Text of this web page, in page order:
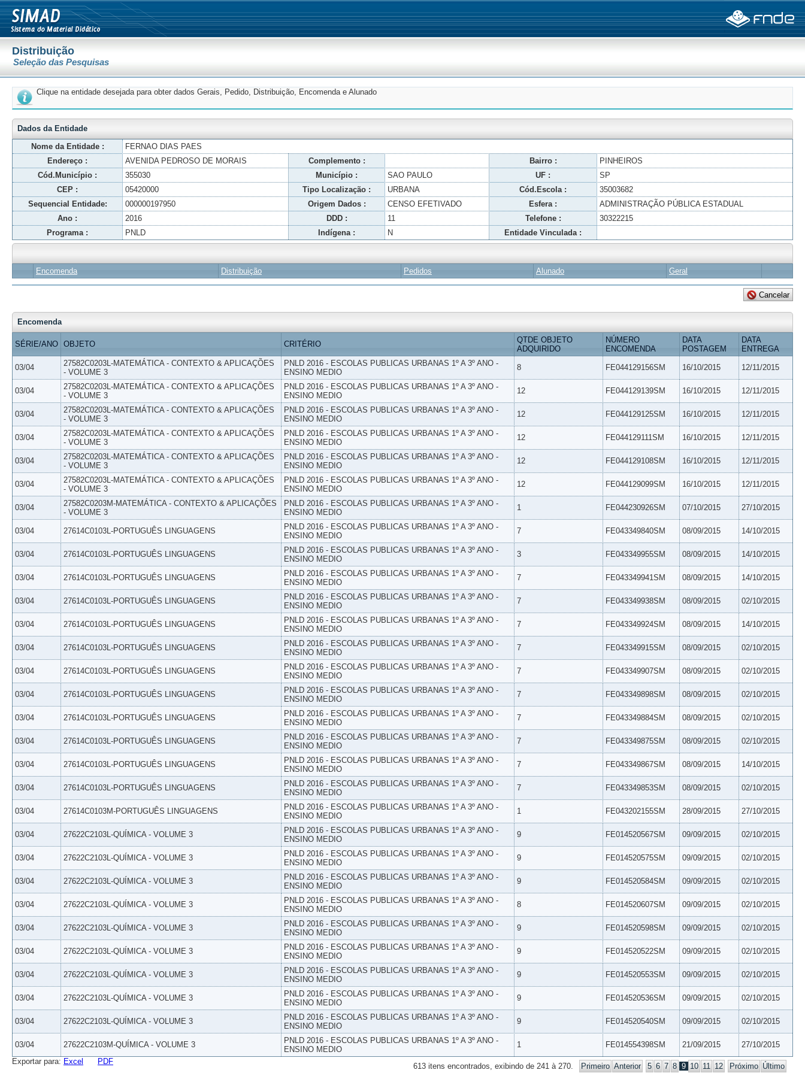
Distribuição
Seleção das Pesquisas
Clique na entidade desejada para obter dados Gerais, Pedido, Distribuição, Encomenda e Alunado
Dados da Entidade
Nome da Entidade :
FERNAO DIAS PAES
Endereço :
AVENIDA PEDROSO DE MORAIS Complemento : Bairro :
PINHEIROS
Cód.Município :
355030 Município : SAO PAULO UF :
SP
CEP :
05420000 Tipo Localização : URBANA Cód.Escola :
35003682
Sequencial Entidade:
000000197950 Origem Dados : CENSO EFETIVADO Esfera :
ADMINISTRAÇÃO PÚBLICA ESTADUAL
Ano :
2016 DDD : 11 Telefone :
30322215
Programa :
PNLD Indígena : N Entidade Vinculada :
Encomenda Distribuição Pedidos Alunado Geral
Encomenda
SÉRIE/ANO OBJETO CRITÉRIO
QTDE OBJETO
ADQUIRIDO
NÚMERO
ENCOMENDA
DATA
POSTAGEM
DATA
ENTREGA
03/04
27582C0203L-MATEMÁTICA - CONTEXTO & APLICAÇÕES
- VOLUME 3
PNLD 2016 - ESCOLAS PUBLICAS URBANAS 1º A 3º ANO -
ENSINO MEDIO
8 FE044129156SM 16/10/2015 12/11/2015
03/04
27582C0203L-MATEMÁTICA - CONTEXTO & APLICAÇÕES
- VOLUME 3
PNLD 2016 - ESCOLAS PUBLICAS URBANAS 1º A 3º ANO -
ENSINO MEDIO
12 FE044129139SM 16/10/2015 12/11/2015
03/04
27582C0203L-MATEMÁTICA - CONTEXTO & APLICAÇÕES
- VOLUME 3
PNLD 2016 - ESCOLAS PUBLICAS URBANAS 1º A 3º ANO -
ENSINO MEDIO
12 FE044129125SM 16/10/2015 12/11/2015
03/04
27582C0203L-MATEMÁTICA - CONTEXTO & APLICAÇÕES
- VOLUME 3
PNLD 2016 - ESCOLAS PUBLICAS URBANAS 1º A 3º ANO -
ENSINO MEDIO
12 FE044129111SM 16/10/2015 12/11/2015
03/04
27582C0203L-MATEMÁTICA - CONTEXTO & APLICAÇÕES
- VOLUME 3
PNLD 2016 - ESCOLAS PUBLICAS URBANAS 1º A 3º ANO -
ENSINO MEDIO
12 FE044129108SM 16/10/2015 12/11/2015
03/04
27582C0203L-MATEMÁTICA - CONTEXTO & APLICAÇÕES
- VOLUME 3
PNLD 2016 - ESCOLAS PUBLICAS URBANAS 1º A 3º ANO -
ENSINO MEDIO
12 FE044129099SM 16/10/2015 12/11/2015
03/04
27582C0203M-MATEMÁTICA - CONTEXTO & APLICAÇÕES
- VOLUME 3
PNLD 2016 - ESCOLAS PUBLICAS URBANAS 1º A 3º ANO -
ENSINO MEDIO
1 FE044230926SM 07/10/2015 27/10/2015
03/04 27614C0103L-PORTUGUÊS LINGUAGENS
PNLD 2016 - ESCOLAS PUBLICAS URBANAS 1º A 3º ANO -
ENSINO MEDIO
7 FE043349840SM 08/09/2015 14/10/2015
03/04 27614C0103L-PORTUGUÊS LINGUAGENS
PNLD 2016 - ESCOLAS PUBLICAS URBANAS 1º A 3º ANO -
ENSINO MEDIO
3 FE043349955SM 08/09/2015 14/10/2015
03/04 27614C0103L-PORTUGUÊS LINGUAGENS
PNLD 2016 - ESCOLAS PUBLICAS URBANAS 1º A 3º ANO -
ENSINO MEDIO
7 FE043349941SM 08/09/2015 14/10/2015
03/04 27614C0103L-PORTUGUÊS LINGUAGENS
PNLD 2016 - ESCOLAS PUBLICAS URBANAS 1º A 3º ANO -
ENSINO MEDIO
7 FE043349938SM 08/09/2015 02/10/2015
03/04 27614C0103L-PORTUGUÊS LINGUAGENS
PNLD 2016 - ESCOLAS PUBLICAS URBANAS 1º A 3º ANO -
ENSINO MEDIO
7 FE043349924SM 08/09/2015 14/10/2015
03/04 27614C0103L-PORTUGUÊS LINGUAGENS
PNLD 2016 - ESCOLAS PUBLICAS URBANAS 1º A 3º ANO -
ENSINO MEDIO
7 FE043349915SM 08/09/2015 02/10/2015
03/04 27614C0103L-PORTUGUÊS LINGUAGENS
PNLD 2016 - ESCOLAS PUBLICAS URBANAS 1º A 3º ANO -
ENSINO MEDIO
7 FE043349907SM 08/09/2015 02/10/2015
03/04 27614C0103L-PORTUGUÊS LINGUAGENS
PNLD 2016 - ESCOLAS PUBLICAS URBANAS 1º A 3º ANO -
ENSINO MEDIO
7 FE043349898SM 08/09/2015 02/10/2015
03/04 27614C0103L-PORTUGUÊS LINGUAGENS
PNLD 2016 - ESCOLAS PUBLICAS URBANAS 1º A 3º ANO -
ENSINO MEDIO
7 FE043349884SM 08/09/2015 02/10/2015
03/04 27614C0103L-PORTUGUÊS LINGUAGENS
PNLD 2016 - ESCOLAS PUBLICAS URBANAS 1º A 3º ANO -
ENSINO MEDIO
7 FE043349875SM 08/09/2015 02/10/2015
03/04 27614C0103L-PORTUGUÊS LINGUAGENS
PNLD 2016 - ESCOLAS PUBLICAS URBANAS 1º A 3º ANO -
ENSINO MEDIO
7 FE043349867SM 08/09/2015 14/10/2015
03/04 27614C0103L-PORTUGUÊS LINGUAGENS
PNLD 2016 - ESCOLAS PUBLICAS URBANAS 1º A 3º ANO -
ENSINO MEDIO
7 FE043349853SM 08/09/2015 02/10/2015
03/04 27614C0103M-PORTUGUÊS LINGUAGENS
PNLD 2016 - ESCOLAS PUBLICAS URBANAS 1º A 3º ANO -
ENSINO MEDIO
1 FE043202155SM 28/09/2015 27/10/2015
03/04 27622C2103L-QUÍMICA - VOLUME 3
PNLD 2016 - ESCOLAS PUBLICAS URBANAS 1º A 3º ANO -
ENSINO MEDIO
9 FE014520567SM 09/09/2015 02/10/2015
03/04 27622C2103L-QUÍMICA - VOLUME 3
PNLD 2016 - ESCOLAS PUBLICAS URBANAS 1º A 3º ANO -
ENSINO MEDIO
9 FE014520575SM 09/09/2015 02/10/2015
03/04 27622C2103L-QUÍMICA - VOLUME 3
PNLD 2016 - ESCOLAS PUBLICAS URBANAS 1º A 3º ANO -
ENSINO MEDIO
9 FE014520584SM 09/09/2015 02/10/2015
03/04 27622C2103L-QUÍMICA - VOLUME 3
PNLD 2016 - ESCOLAS PUBLICAS URBANAS 1º A 3º ANO -
ENSINO MEDIO
8 FE014520607SM 09/09/2015 02/10/2015
03/04 27622C2103L-QUÍMICA - VOLUME 3
PNLD 2016 - ESCOLAS PUBLICAS URBANAS 1º A 3º ANO -
ENSINO MEDIO
9 FE014520598SM 09/09/2015 02/10/2015
03/04 27622C2103L-QUÍMICA - VOLUME 3
PNLD 2016 - ESCOLAS PUBLICAS URBANAS 1º A 3º ANO -
ENSINO MEDIO
9 FE014520522SM 09/09/2015 02/10/2015
03/04 27622C2103L-QUÍMICA - VOLUME 3
PNLD 2016 - ESCOLAS PUBLICAS URBANAS 1º A 3º ANO -
ENSINO MEDIO
9 FE014520553SM 09/09/2015 02/10/2015
03/04 27622C2103L-QUÍMICA - VOLUME 3
PNLD 2016 - ESCOLAS PUBLICAS URBANAS 1º A 3º ANO -
ENSINO MEDIO
9 FE014520536SM 09/09/2015 02/10/2015
03/04 27622C2103L-QUÍMICA - VOLUME 3
PNLD 2016 - ESCOLAS PUBLICAS URBANAS 1º A 3º ANO -
ENSINO MEDIO
9 FE014520540SM 09/09/2015 02/10/2015
03/04 27622C2103M-QUÍMICA - VOLUME 3
PNLD 2016 - ESCOLAS PUBLICAS URBANAS 1º A 3º ANO -
ENSINO MEDIO
1 FE014554398SM 21/09/2015 27/10/2015
613 itens encontrados, exibindo de 241 à 270. Primeiro Anterior 5 6 7 8 9 10 11 12 Próximo Último
Exportar para: Excel PDF